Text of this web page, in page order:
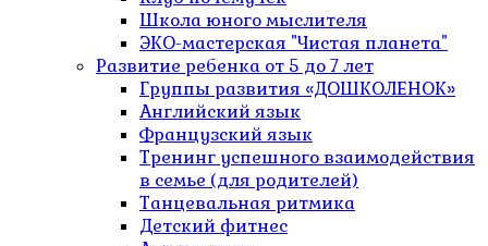
Школа юного мыслителя
ЭКО-мастерская "Чистая планета"
Развитие ребенка от 5 до 7 лет
Группы развития «ДОШКОЛЕНОК»
Английский язык
Французский язык
Тренинг успешного взаимодействия
в семье (для родителей)
Танцевальная ритмика
Детский фитнес